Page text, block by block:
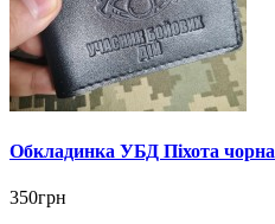
Обкладинка УБД Піхота чорна
350грн